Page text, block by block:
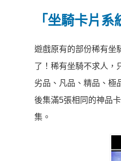
「坐騎卡片系
遊戲原有的部份稀有坐
了！稀有坐騎不求人，
劣品、凡品、精品、極
後集滿5張相同的神品
集。